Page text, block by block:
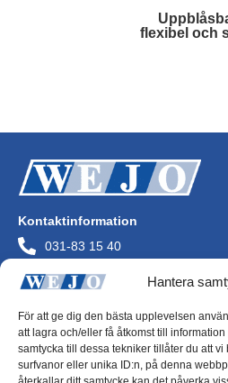
Hantera
För att ge dig den bästa upplevelsen
att lagra och/eller få åtkomst till
samtycka till dessa tekniker tillåter du att
surfvanor eller unika ID:n, på denna
flexibel och
Kontaktinformation
031-83 15 40
info@wejo.se
Askims Verkstadsväg
436 34 Askim
Org.nr 556072-0244